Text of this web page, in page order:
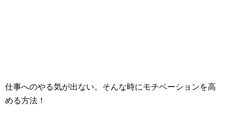
仕事へのやる気が出ない。そんな時にモチベーションを高
める方法！